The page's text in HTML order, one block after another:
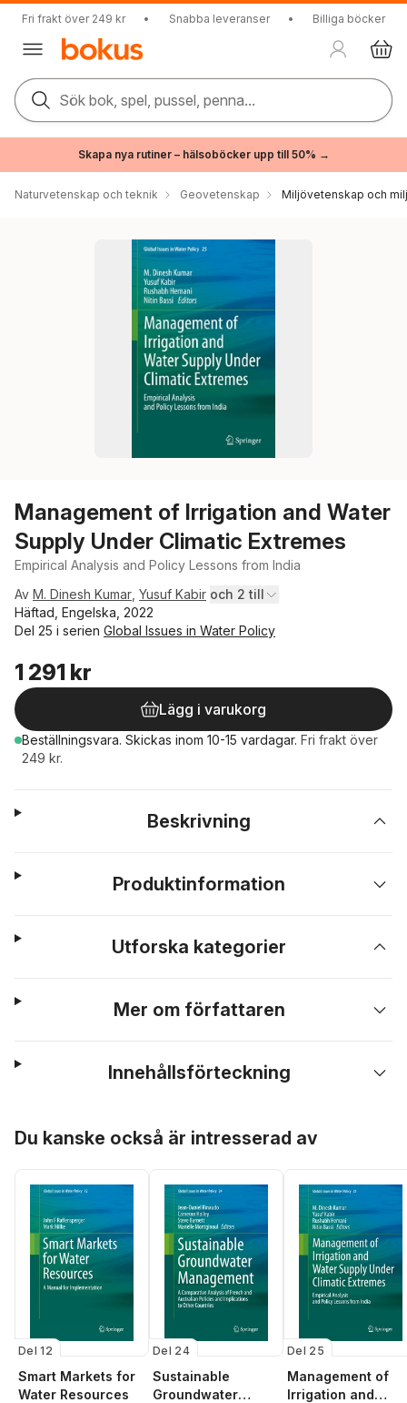
Fri frakt över 249 kr • Snabba leveranser • Billiga böcker
Sök bok, spel, pussel, penna...
Skapa nya rutiner – hälsoböcker upp till 50% →
Naturvetenskap och teknik Geovetenskap Miljövetenskap och
Management of Irrigation and Water
Supply Under Climatic Extremes
Empirical Analysis and Policy Lessons from India
Av M. Dinesh Kumar Yusuf Kabir och 2 till
Häftad, Engelska, 2022
Del 25 i serien Global Issues in Water Policy
1 291 kr
Lägg i varukorg
Beställningsvara. Skickas inom 10-15 vardagar. Fri frakt över
249 kr.
Beskrivning
Produktinformation
Utforska kategorier
Mer om författaren
Innehållsförteckning
Du kanske också är intresserad av
Del 12
Smart Markets for
Water Resources
Del 24
Sustainable
Groundwater
Del 25
Management of
Irrigation and